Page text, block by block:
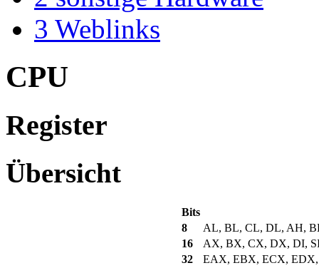
3 Weblinks
CPU
Register
Übersicht
Bits
8
AL, BL, CL, DL, AH,
16
AX, BX, CX, DX, DI, SI,
32
EAX, EBX, ECX, EDX,